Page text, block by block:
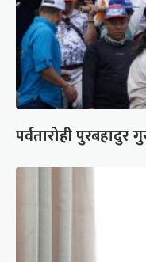
पर्वतारोही